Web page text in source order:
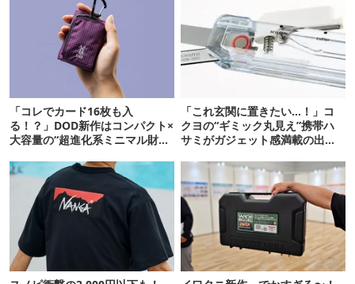
「コレでカード16枚も入
る！？」DOD新作はコンパクト×
大容量の“超進化系ミニマル財
「これ玄関に置きたい…！」コ
クヨの“ギミック丸見え”携帯ハ
サミがガジェット感満載の出来